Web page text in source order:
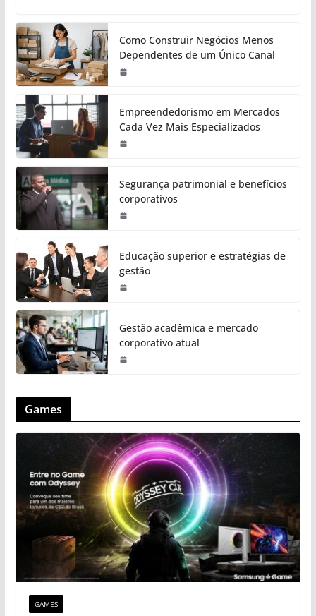
Como Construir Negócios Menos
Dependentes de um Único Canal
Empreendedorismo em Mercados
Cada Vez Mais Especializados
Segurança patrimonial e benefícios
corporativos
Educação superior e estratégias de
gestão
Gestão acadêmica e mercado
corporativo atual
Games
GAMES